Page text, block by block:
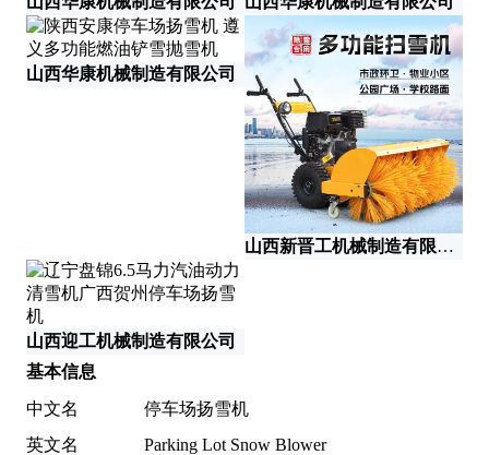
山西华康机械制造有限公司
山西新晋工机械制造有限公司
山西迎工机械制造有限公司
基本信息
中文名
停车场扬雪机
英文名
Parking Lot Snow Blower